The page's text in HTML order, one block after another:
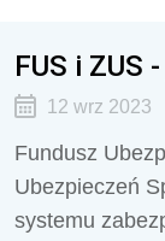
FUS i ZUS
12 wrz 2023
Fundusz
Ubezpieczeń
systemu